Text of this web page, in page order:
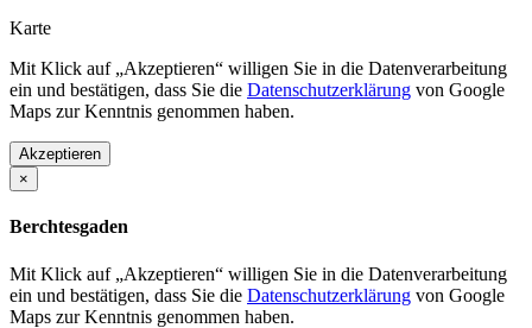
Karte
Mit Klick auf „Akzeptieren“ willigen Sie in die Datenverarbeitung
ein und bestätigen, dass Sie die Datenschutzerklärung von Google
Maps zur Kenntnis genommen haben.
Akzeptieren
×
Berchtesgaden
Mit Klick auf „Akzeptieren“ willigen Sie in die Datenverarbeitung
ein und bestätigen, dass Sie die Datenschutzerklärung von Google
Maps zur Kenntnis genommen haben.